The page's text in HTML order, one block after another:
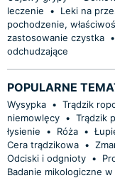
leczenie
• Leki na
pochodzenie,
zastosowanie czystka •
odchudzające
POPULARNE
Wysypka • Trądzik
niemowlęcy • Trądzik
łysienie
• Róża •
Cera trądzikowa •
Odciski i odgnioty •
Badanie mikologiczne